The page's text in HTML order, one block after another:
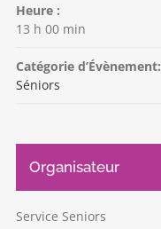
Heure :
13 h 00 min
Catégorie d’Évènement:
Séniors
Organisateur
Service Seniors